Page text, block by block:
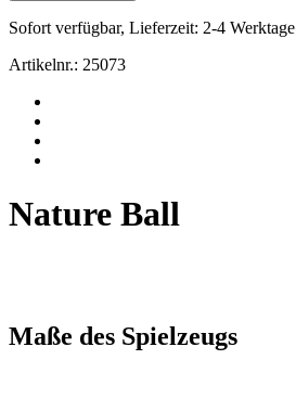
Sofort verfügbar, Lieferzeit: 2-4
Artikelnr.: 25073
Nature Ball
Maße des Spielzeugs